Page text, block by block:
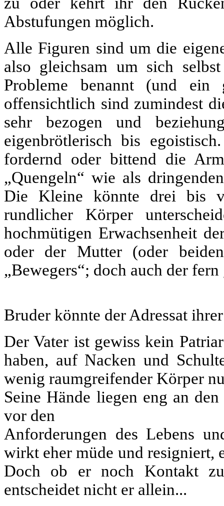
Abstufungen möglich.
Alle Figuren sind um die
also gleichsam um sich
Probleme benannt (und ein
offensichtlich sind zumindest
sehr bezogen und
eigenbrötlerisch bis
fordernd oder bittend die
„Quengeln“ wie als
Die Kleine könnte drei bis
rundlicher Körper
hochmütigen Erwachsenheit
oder der Mutter (oder
„Bewegers“; doch auch der
Bruder könnte der Adressat
Der Vater ist gewiss kein
haben, auf Nacken und
wenig raumgreifender Körper
Seine Hände liegen eng an
vor den
Anforderungen des Lebens
wirkt eher müde und resigniert,
Doch ob er noch Kontakt
entscheidet nicht er allein...